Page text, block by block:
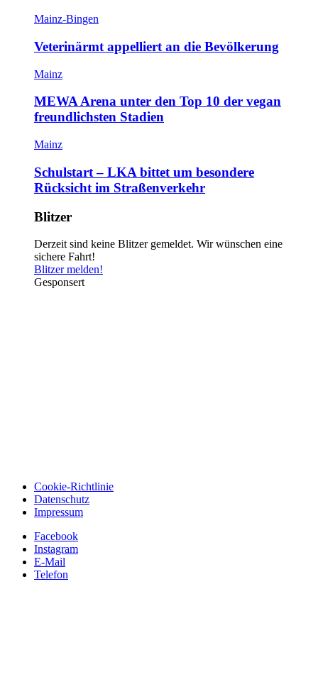
Mainz-Bingen
Veterinärmt appelliert an die Bevölkerung
Mainz
MEWA Arena unter den Top 10 der vegan
freundlichsten Stadien
Mainz
Schulstart – LKA bittet um besondere
Rücksicht im Straßenverkehr
Blitzer
Derzeit sind keine Blitzer gemeldet. Wir wünschen eine
sichere Fahrt!
Blitzer melden!
Gesponsert
Cookie-Richtlinie
Datenschutz
Impressum
Facebook
Instagram
E-Mail
Telefon